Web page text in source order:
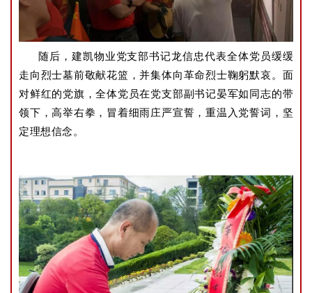
随后，建凯物业党支部书记龙信忠代表全体党员缓缓
走向烈士墓前敬献花篮，并集体向革命烈士鞠躬默哀。面
对鲜红的党旗，全体党员在党支部副书记晏军如同志的带
领下，高举右拳，冒着细雨庄严宣誓，重温入党誓词，坚
定理想信念。